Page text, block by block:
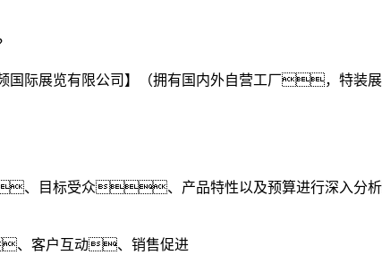
国际展览有限公司】（拥有国内外自营工厂，特装
、目标受众、产品特性以及预算进行深入分
客户互动、销售促进